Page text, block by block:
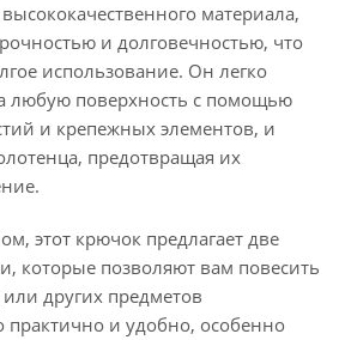
материала,
и долговечностью, что
использование. Он легко
любую поверхность с помощью
и крепежных элементов, и
предотвращая их
этот крючок предлагает две
которые позволяют вам повесить
других предметов
практично и удобно, особенно